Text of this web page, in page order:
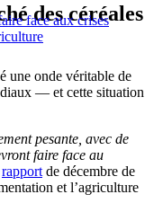
face aux crises
des céréales
une onde véritable de
— et cette situation
pesante, avec de
faire face au
rapport de décembre de
et l’agriculture